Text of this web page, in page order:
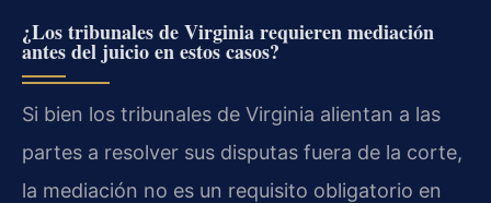
¿Los tribunales de Virginia requieren mediación
antes del juicio en estos casos?
Si bien los tribunales de Virginia alientan a las
partes a resolver sus disputas fuera de la corte,
la mediación no es un requisito obligatorio en